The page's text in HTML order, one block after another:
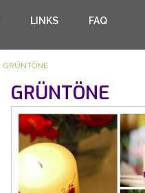
LINKS FAQ
GRÜNTÖNE
GRÜNTÖNE